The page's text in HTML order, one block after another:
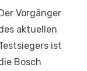
Vorgänger
aktuellen
ist
Bosch